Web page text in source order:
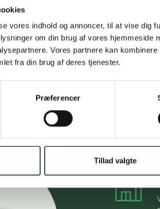
vores indhold og annoncer, til at vise dig
om din brug af vores hjemmeside
Vores partnere kan
fra din brug af deres tjenester.
Præferencer
Tillad valgte